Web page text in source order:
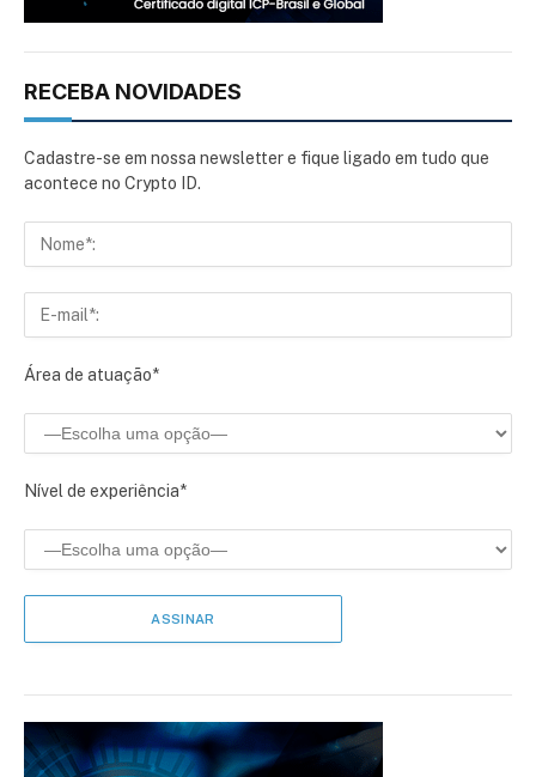
RECEBA NOVIDADES
Cadastre-se em nossa newsletter e fique ligado em tudo que
acontece no Crypto ID.
Área de atuação*
Nível de experiência*